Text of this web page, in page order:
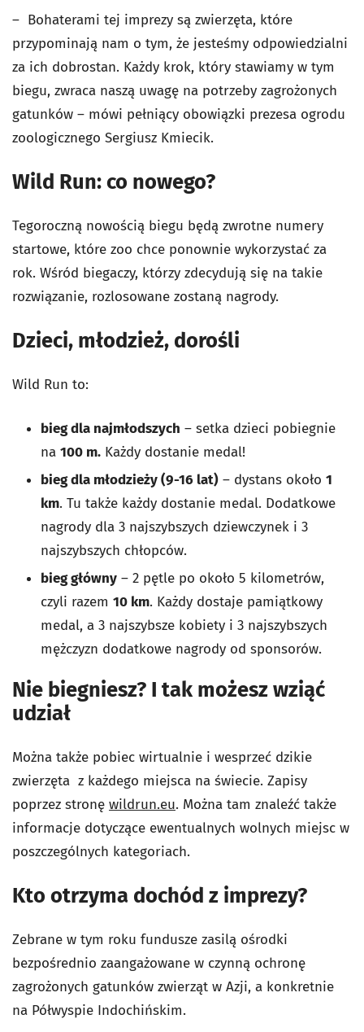
– Bohaterami tej imprezy są zwierzęta, które
przypominają nam o tym, że jesteśmy odpowiedzialni
za ich dobrostan. Każdy krok, który stawiamy w tym
biegu, zwraca naszą uwagę na potrzeby zagrożonych
gatunków – mówi pełniący obowiązki prezesa ogrodu
zoologicznego Sergiusz Kmiecik.
Wild Run: co nowego?
Tegoroczną nowością biegu będą zwrotne numery
startowe, które zoo chce ponownie wykorzystać za
rok. Wśród biegaczy, którzy zdecydują się na takie
rozwiązanie, rozlosowane zostaną nagrody.
Dzieci, młodzież, dorośli
Wild Run to:
bieg dla najmłodszych – setka dzieci pobiegnie
na 100 m. Każdy dostanie medal!
bieg dla młodzieży (9-16 lat) – dystans około 1
km. Tu także każdy dostanie medal. Dodatkowe
nagrody dla 3 najszybszych dziewczynek i 3
najszybszych chłopców.
bieg główny – 2 pętle po około 5 kilometrów,
czyli razem 10 km. Każdy dostaje pamiątkowy
medal, a 3 najszybsze kobiety i 3 najszybszych
mężczyzn dodatkowe nagrody od sponsorów.
Nie biegniesz? I tak możesz wziąć
udział
Można także pobiec wirtualnie i wesprzeć dzikie
zwierzęta z każdego miejsca na świecie. Zapisy
poprzez stronę wildrun.eu. Można tam znaleźć także
informacje dotyczące ewentualnych wolnych miejsc w
poszczególnych kategoriach.
Kto otrzyma dochód z imprezy?
Zebrane w tym roku fundusze zasilą ośrodki
bezpośrednio zaangażowane w czynną ochronę
zagrożonych gatunków zwierząt w Azji, a konkretnie
na Półwyspie Indochińskim.